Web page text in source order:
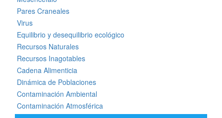
Pares Craneales
Virus
Equilibrio y desequilibrio ecológico
Recursos Naturales
Recursos Inagotables
Cadena Alimenticia
Dinámica de Poblaciones
Contaminación Ambiental
Contaminación Atmosférica